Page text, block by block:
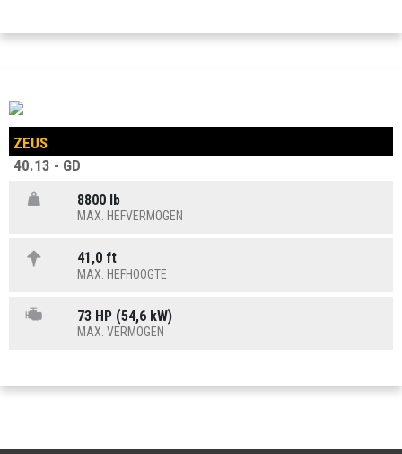
ZEUS
40.13 - GD
8800 lb
MAX. HEFVERMOGEN
41,0 ft
MAX. HEFHOOGTE
73 HP (54,6 kW)
MAX. VERMOGEN